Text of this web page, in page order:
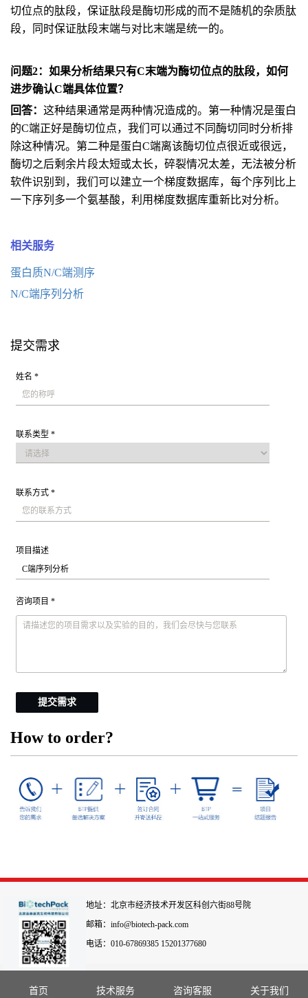
切位点的肽段，保证肽段是酶切形成的而不是随机的杂质肽
段，同时保证肽段末端与对比末端是统一的。
问题2：如果分析结果只有C末端为酶切位点的肽段，如何
进步确认C端具体位置？
回答： 这种结果通常是两种情况造成的。第一种情况是蛋白
的C端正好是酶切位点，我们可以通过不同酶切同时分析排
除这种情况。第二种是蛋白C端离该酶切位点很近或很远，
酶切之后剩余片段太短或太长，碎裂情况太差，无法被分析
软件识别到，我们可以建立一个梯度数据库，每个序列比上
一下序列多一个氨基酸，利用梯度数据库重新比对分析。
相关服务
蛋白质N/C端测序
N/C端序列分析
提交需求
姓名 *
联系类型 *
联系方式 *
项目描述
咨询项目 *
提交需求
How to order?
地址：北京市经济技术开发区科创六街88号院
邮箱：info@biotech-pack.com
电话：010-67869385 15201377680
首页 技术服务 咨询客服 关于我们